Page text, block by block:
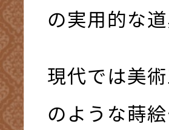
の実用的な道
現代では美
のような蒔